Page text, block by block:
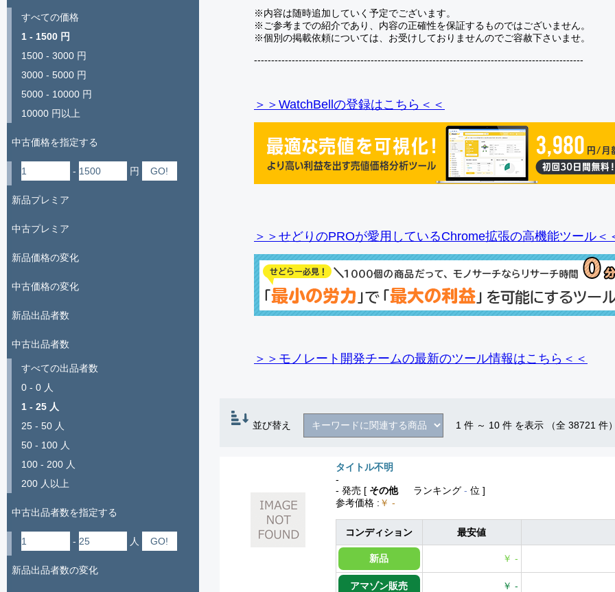
※内容は随時追加していく予定でございます。
※ご参考までの紹介であり、内容の正確性を保証するものではございません。
※個別の掲載依頼については、お受けしておりませんのでご容赦下さいませ。
------------------------------------------------------------------------------------------------
＞＞WatchBellの登録はこちら＜＜
＞＞せどりのPROが愛用しているChrome拡張の高機能ツール＜
＞＞モノレート開発チームの最新のツール情報はこちら＜＜
並び替え 1 件 ～ 10 件 を表示 （全 38721 件
タイトル不明
-
- 発売 [ その他 ランキング - 位 ]
参考価格 : ￥ -
コンディション 最安値
新品 ￥ -
アマゾン販売 ￥ -
すべての価格
1 - 1500 円
1500 - 3000 円
3000 - 5000 円
5000 - 10000 円
10000 円以上
中古価格を指定する
- 円
新品プレミア
中古プレミア
新品価格の変化
中古価格の変化
新品出品者数
中古出品者数
すべての出品者数
0 - 0 人
1 - 25 人
25 - 50 人
50 - 100 人
100 - 200 人
200 人以上
中古出品者数を指定する
- 人
新品出品者数の変化